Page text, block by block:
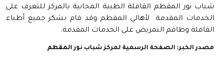
شباب نور المقطم القافلة الطبية المجانية بالمركز للتعرف على
الخدمات المقدمة
لأهالي المقطم وقد قام بشكر جميع أطباء
القافلة وطاقم التمريض على الخدمات المقدمة.
مصدر الخبر: الصفحة الرسمية لمركز شباب نور المقطم